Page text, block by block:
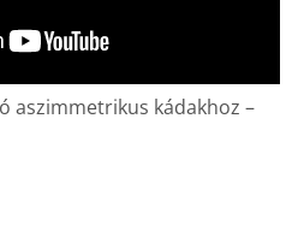
aszimmetrikus kádakhoz –